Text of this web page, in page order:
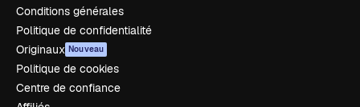
Conditions générales
Politique de confidentialité
Originaux Nouveau
Politique de cookies
Centre de confiance